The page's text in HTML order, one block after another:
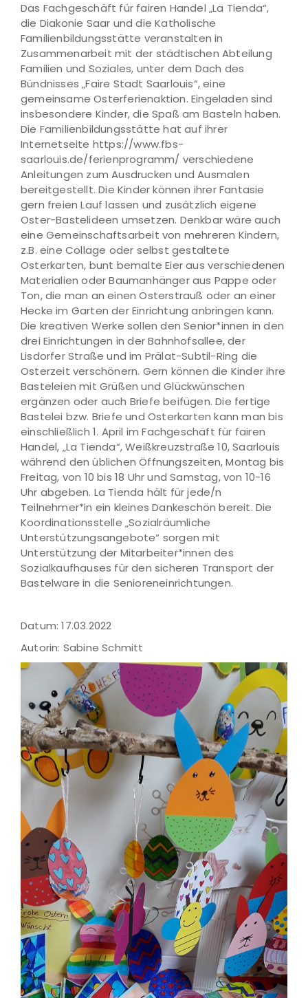
Das Fachgeschäft für fairen Handel „La Tienda“,
die Diakonie Saar und die Katholische
Familienbildungsstätte veranstalten in
Zusammenarbeit mit der städtischen Abteilung
Familien und Soziales, unter dem Dach des
Bündnisses „Faire Stadt Saarlouis“, eine
gemeinsame Osterferienaktion. Eingeladen sind
insbesondere Kinder, die Spaß am Basteln haben.
Die Familienbildungsstätte hat auf ihrer
Internetseite https://www.fbs-
saarlouis.de/ferienprogramm/ verschiedene
Anleitungen zum Ausdrucken und Ausmalen
bereitgestellt. Die Kinder können ihrer Fantasie
gern freien Lauf lassen und zusätzlich eigene
Oster-Bastelideen umsetzen. Denkbar wäre auch
eine Gemeinschaftsarbeit von mehreren Kindern,
z.B. eine Collage oder selbst gestaltete
Osterkarten, bunt bemalte Eier aus verschiedenen
Materialien oder Baumanhänger aus Pappe oder
Ton, die man an einen Osterstrauß oder an einer
Hecke im Garten der Einrichtung anbringen kann.
Die kreativen Werke sollen den Senior*innen in den
drei Einrichtungen in der Bahnhofsallee, der
Lisdorfer Straße und im Prälat-Subtil-Ring die
Osterzeit verschönern. Gern können die Kinder ihre
Basteleien mit Grüßen und Glückwünschen
ergänzen oder auch Briefe beifügen. Die fertige
Bastelei bzw. Briefe und Osterkarten kann man bis
einschließlich 1. April im Fachgeschäft für fairen
Handel, „La Tienda“, Weißkreuzstraße 10, Saarlouis
während den üblichen Öffnungszeiten, Montag bis
Freitag, von 10 bis 18 Uhr und Samstag, von 10-16
Uhr abgeben. La Tienda hält für jede/n
Teilnehmer*in ein kleines Dankeschön bereit. Die
Koordinationsstelle „Sozialräumliche
Unterstützungsangebote“ sorgen mit
Unterstützung der Mitarbeiter*innen des
Sozialkaufhauses für den sicheren Transport der
Bastelware in die Senioreneinrichtungen.
Datum: 17.03.2022
Autorin: Sabine Schmitt